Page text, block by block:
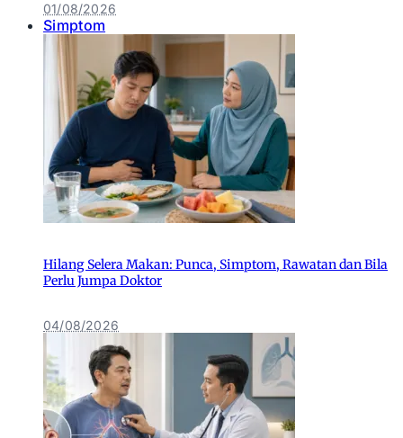
01/08/2026
Simptom
Hilang Selera Makan: Punca, Simptom, Rawatan dan Bila
Perlu Jumpa Doktor
04/08/2026